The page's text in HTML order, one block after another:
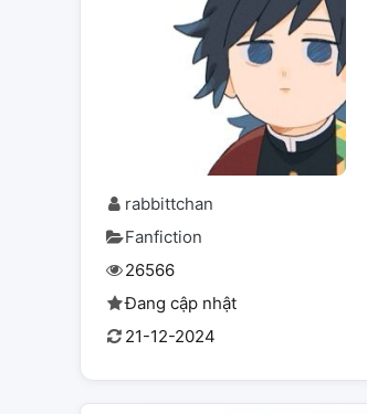
rabbittchan
Fanfiction
26566
Đang cập nhật
21-12-2024